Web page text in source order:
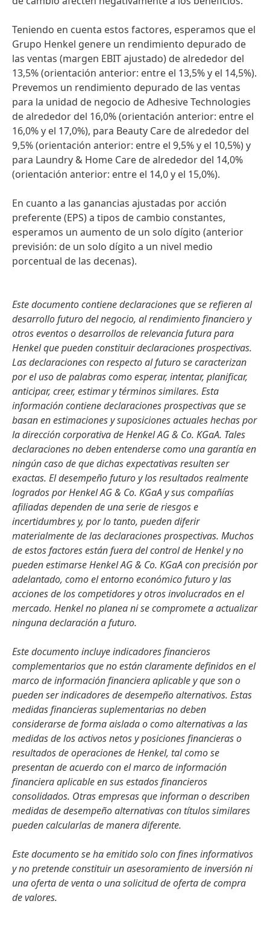
Teniendo en cuenta estos factores, esperamos que el
Grupo Henkel genere un rendimiento depurado de
las ventas (margen EBIT ajustado) de alrededor del
13,5%(orientación anterior: entre el 13,5% y el 14,5%).
Prevemos un rendimiento depurado de las ventas
para la unidad de negocio de Adhesive Technologies
de alrededor del 16,0%(orientación anterior: entre el
16,0% y el 17,0%), para Beauty Care de alrededor del
9,5%(orientación anterior: entre el 9,5% y el 10,5%) y
para Laundry & Home Care de alrededor del 14,0%
(orientación anterior: entre el 14,0 y el 15,0%).
En cuanto a las ganancias ajustadas por acción
preferente (EPS) a tipos de cambio constantes,
esperamos un aumento de un solo dígito (anterior
previsión: de un solo dígito a un nivel medio
porcentual de las decenas).
Este documento contiene declaraciones que se refieren al
desarrollo futuro del negocio, al rendimiento financiero y
otros eventos o desarrollos de relevancia futura para
Henkel que pueden constituir declaraciones prospectivas.
Las declaraciones con respecto al futuro se caracterizan
por el uso de palabras como esperar, intentar, planificar,
anticipar, creer, estimar y términos similares. Esta
información contiene declaraciones prospectivas que se
basan en estimaciones y suposiciones actuales hechas por
la dirección corporativa de Henkel AG & Co. KGaA. Tales
declaraciones no deben entenderse como una garantía en
ningún caso de que dichas expectativas resulten ser
exactas. El desempeño futuro y los resultados realmente
logrados por Henkel AG & Co. KGaA y sus compañías
afiliadas dependen de una serie de riesgos e
incertidumbres y, por lo tanto, pueden diferir
materialmente de las declaraciones prospectivas. Muchos
de estos factores están fuera del control de Henkel y no
pueden estimarse Henkel AG & Co. KGaA con precisión por
adelantado, como el entorno económico futuro y las
acciones de los competidores y otros involucrados en el
mercado. Henkel no planea ni se compromete a actualizar
ninguna declaración a futuro.
Este documento incluye indicadores financieros
complementarios que no están claramente definidos en el
marco de información financiera aplicable y que son o
pueden ser indicadores de desempeño alternativos. Estas
medidas financieras suplementarias no deben
considerarse de forma aislada o como alternativas a las
medidas de los activos netos y posiciones financieras o
resultados de operaciones de Henkel, tal como se
presentan de acuerdo con el marco de información
financiera aplicable en sus estados financieros
consolidados. Otras empresas que informan o describen
medidas de desempeño alternativas con títulos similares
pueden calcularlas de manera diferente.
Este documento se ha emitido solo con fines informativos
y no pretende constituir un asesoramiento de inversión ni
una oferta de venta o una solicitud de oferta de compra
de valores.